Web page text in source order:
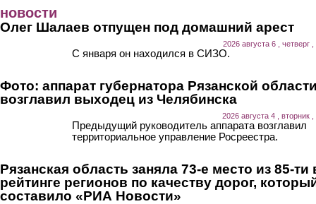
новости
Олег Шалаев отпущен под домашний арест
2026 августа 6 , четверг
С января он находился в СИЗО.
Фото: аппарат губернатора Рязанской
возглавил выходец из Челябинска
2026 августа 4 , вторник
Предыдущий руководитель аппарата возглавил
территориальное управление Росреестра.
Рязанская область заняла 73-е место из 85-ти
рейтинге регионов по качеству дорог,
составило «РИА Новости»